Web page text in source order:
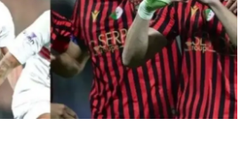
التعليم
ثقافة وفن
منوعات